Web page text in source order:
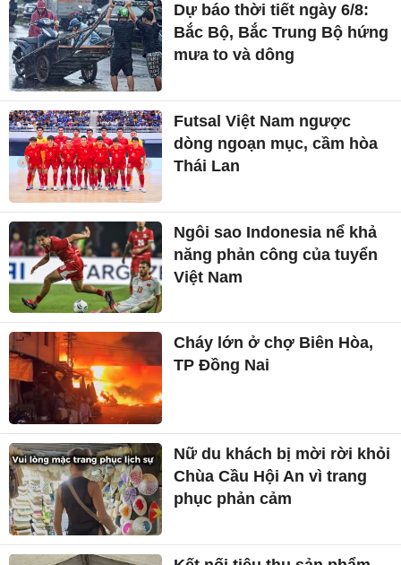
Dự báo thời tiết ngày 6/8:
Bắc Bộ, Bắc Trung Bộ hứng
mưa to và dông
Futsal Việt Nam ngược
dòng ngoạn mục, cầm hòa
Thái Lan
Ngôi sao Indonesia nể khả
năng phản công của tuyển
Việt Nam
Cháy lớn ở chợ Biên Hòa,
TP Đồng Nai
Nữ du khách bị mời rời khỏi
Chùa Cầu Hội An vì trang
phục phản cảm